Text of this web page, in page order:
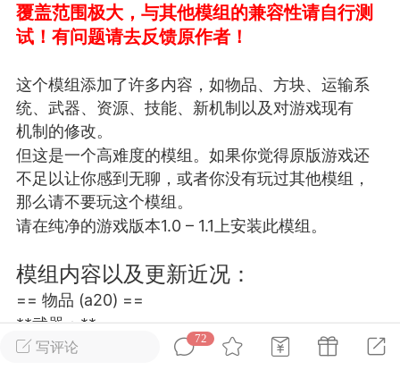
大人
Lv.8
02-10 15:45
电脑端 其他&工具
卖挂
禁止发布联机可用的作弊模组，
单机辅助引流私下售卖服务器外挂！
作弊模组的发布规范近期收到一些信息
作弊模组在联机服务器使用,为了维护游
环境，中文网特此发布以下声明，规范
模组的发布行为：1. *...
汉
72 2.21w
大人
Lv.8
写评论
72
覆盖范围极大，与其他模组的兼容性请自行测
试！有问题请去反馈原作者！
这个模组添加了许多内容，如物品、方块、运输系
统、武器、资源、技能、新机制以及对游戏现有
机制的修改。
但这是一个高难度的模组。如果你觉得原版游戏还
不足以让你感到无聊，或者你没有玩过其他模组，
那么请不要玩这个模组。
请在纯净的游戏版本1.0 – 1.1上安装此模组。
模组内容以及更新近况：
== 物品 (a20) ==
**武器：**
武器分为以下几种类型：自制、常规、工厂制造。